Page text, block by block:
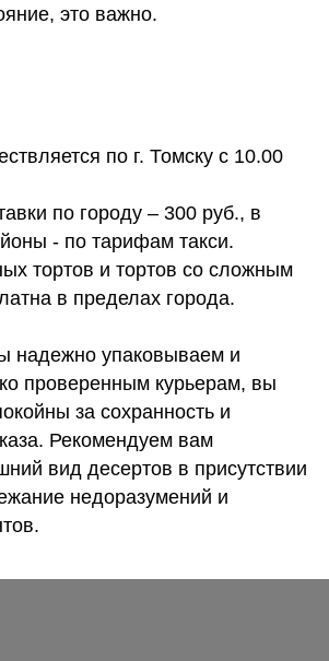
это важно.
по г. Томску с 10.00
по городу – 300 руб., в
- по тарифам такси.
тортов и тортов со сложным
в пределах города.
надежно упаковываем и
проверенным курьерам, вы
за сохранность и
Рекомендуем вам
вид десертов в присутствии
недоразумений и